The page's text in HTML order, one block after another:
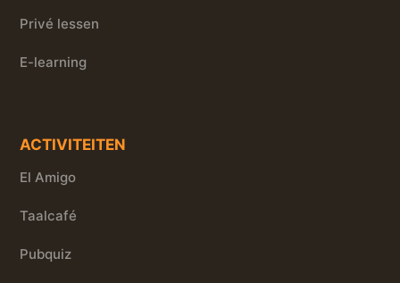
Privé lessen
E-learning
ACTIVITEITEN
El Amigo
Taalcafé
Pubquiz